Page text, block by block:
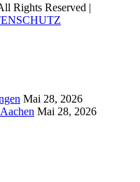
Rights Reserved |
Mai 28, 2026
Mai 28, 2026